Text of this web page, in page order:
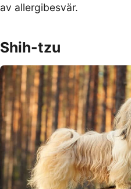
av allergibesvär.
Shih-tzu